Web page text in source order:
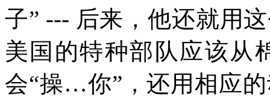
子” --- 后来，他还就用
美国的特种部队应该从
会“操…你”，还用相应